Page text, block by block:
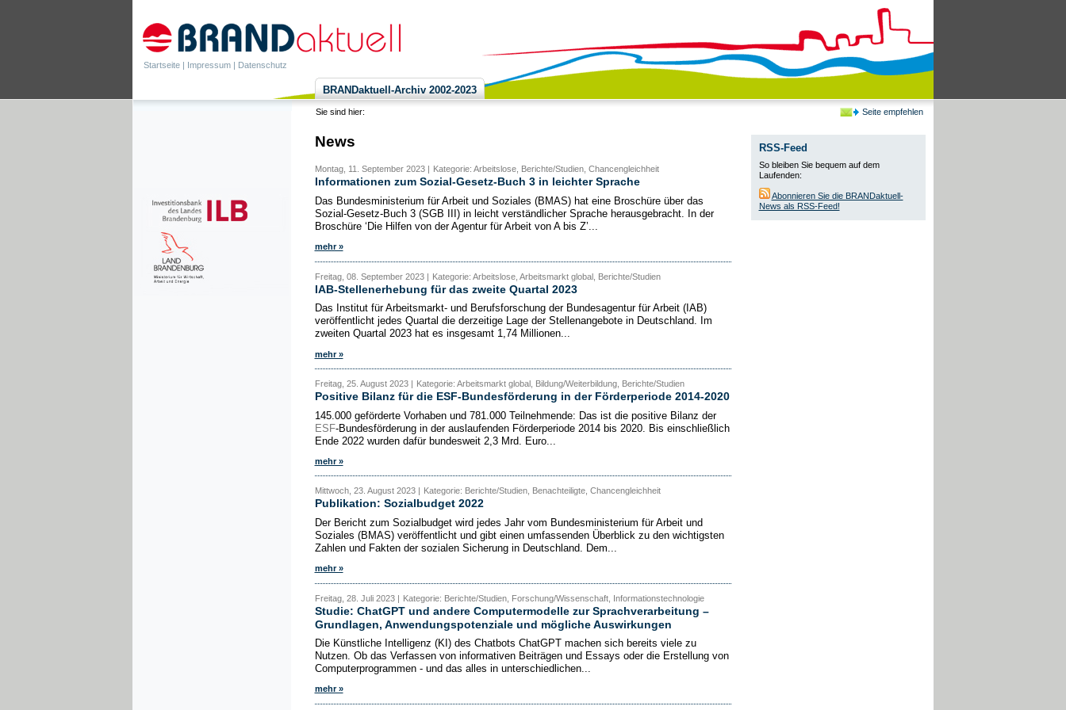
Startseite | Impressum | Datenschutz
Seite empfehlen
BRANDaktuell-Archiv 2002-2023
Sie sind hier:
News
Montag, 11. September 2023 | Kategorie: Arbeitslose, Berichte/Studien, Chancengleichheit
Informationen zum Sozial-Gesetz-Buch 3 in leichter Sprache
Das Bundesministerium für Arbeit und Soziales (BMAS) hat eine Broschüre über das
Sozial-Gesetz-Buch 3 (SGB III) in leicht verständlicher Sprache herausgebracht. In der
Broschüre ‘Die Hilfen von der Agentur für Arbeit von A bis Z’...
mehr »
Freitag, 08. September 2023 | Kategorie: Arbeitslose, Arbeitsmarkt global, Berichte/Studien
IAB-Stellenerhebung für das zweite Quartal 2023
Das Institut für Arbeitsmarkt- und Berufsforschung der Bundesagentur für Arbeit (IAB)
veröffentlicht jedes Quartal die derzeitige Lage der Stellenangebote in Deutschland. Im
zweiten Quartal 2023 hat es insgesamt 1,74 Millionen...
mehr »
Freitag, 25. August 2023 | Kategorie: Arbeitsmarkt global, Bildung/Weiterbildung, Berichte/Studien
Positive Bilanz für die ESF-Bundesförderung in der Förderperiode 2014-2020
145.000 geförderte Vorhaben und 781.000 Teilnehmende: Das ist die positive Bilanz der
ESF-Bundesförderung in der auslaufenden Förderperiode 2014 bis 2020. Bis einschließlich
Ende 2022 wurden dafür bundesweit 2,3 Mrd. Euro...
mehr »
Mittwoch, 23. August 2023 | Kategorie: Berichte/Studien, Benachteiligte, Chancengleichheit
Publikation: Sozialbudget 2022
Der Bericht zum Sozialbudget wird jedes Jahr vom Bundesministerium für Arbeit und
Soziales (BMAS) veröffentlicht und gibt einen umfassenden Überblick zu den wichtigsten
Zahlen und Fakten der sozialen Sicherung in Deutschland. Dem...
mehr »
Freitag, 28. Juli 2023 | Kategorie: Berichte/Studien, Forschung/Wissenschaft, Informationstechnologie
Studie: ChatGPT und andere Computermodelle zur Sprachverarbeitung –
Grundlagen, Anwendungspotenziale und mögliche Auswirkungen
Die Künstliche Intelligenz (KI) des Chatbots ChatGPT machen sich bereits viele zu
Nutzen. Ob das Verfassen von informativen Beiträgen und Essays oder die Erstellung von
Computerprogrammen - und das alles in unterschiedlichen...
mehr »
RSS-Feed
So bleiben Sie bequem auf dem
Laufenden:
Abonnieren Sie die BRANDaktuell-
News als RSS-Feed!